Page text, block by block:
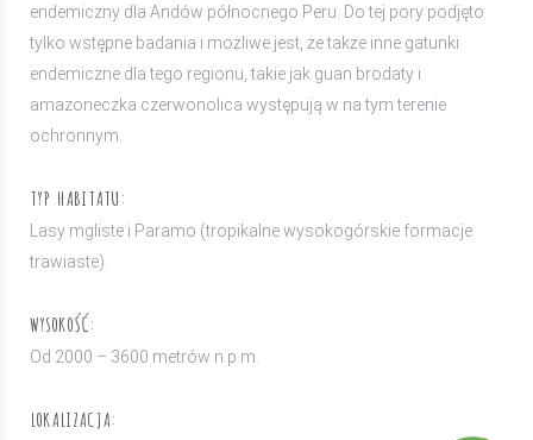
endemiczny dla Andów północnego Peru. Do tej pory podjęto
tylko wstępne badania i możliwe jest, że także inne gatunki
endemiczne dla tego regionu, takie jak guan brodaty i
amazoneczka czerwonolica występują w na tym terenie
ochronnym.
TYP HABITATU:
Lasy mgliste i Paramo (tropikalne wysokogórskie formacje
trawiaste).
WYSOKOŚĆ:
Od 2000 – 3600 metrów n.p.m.
LOKALIZACJA: